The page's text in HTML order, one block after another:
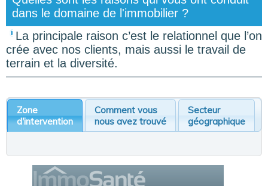
dans le domaine de l'immobilier ?
La principale raison c’est le relationnel que l’on
crée avec nos clients, mais aussi le travail de
terrain et la diversité.
Zone
d'intervention
Comment vous
nous avez trouvé
Secteur
géographique